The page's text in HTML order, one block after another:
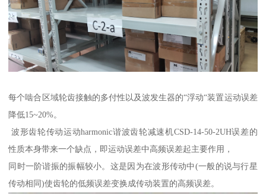
每个啮合区域轮齿接触的多付性以及波发生器的“浮动“装置运动误差
降低15~20%。
波形齿轮传动运动harmonic谐波齿轮减速机CSD-14-50-2UH误差的
性质本身带来一个缺点，即运动误差中高频误差起主要作用，
同时一阶谐振的振幅较小。这是因为在波形传动中(一般的说与行星
传动相同)使齿轮的低频误差变换成传动装置的高频误差。